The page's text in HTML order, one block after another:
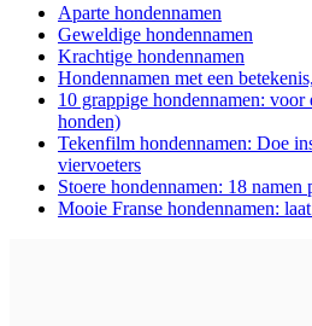
Aparte hondennamen
Geweldige hondennamen
Krachtige hondennamen
Hondennamen met een
10 grappige hondennamen:
honden)
Tekenfilm hondennamen: Doe
viervoeters
Stoere hondennamen: 18 namen
Mooie Franse hondennamen: